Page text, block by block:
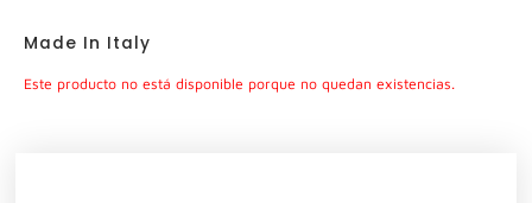
Made In Italy
Este producto no está disponible porque no quedan existencias.